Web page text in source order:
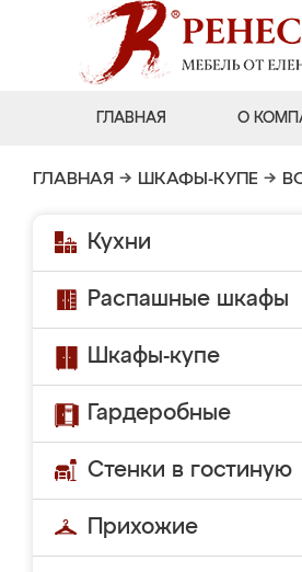
ГЛАВНАЯ О
ГЛАВНАЯ → ШКАФЫ-КУПЕ →
Кухни
Распашные шкафы
Шкафы-купе
Гардеробные
Стенки в гостиную
Прихожие